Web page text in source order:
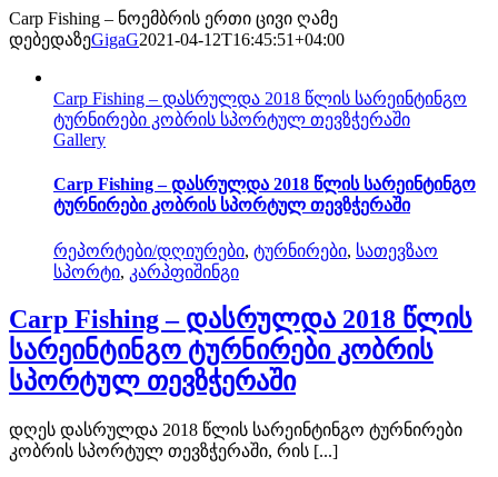
Carp Fishing – ნოემბრის ერთი ცივი ღამე
დებედაზეGigaG2021-04-12T16:45:51+04:00
Carp Fishing – დასრულდა 2018 წლის სარეინტინგო
ტურნირები კობრის სპორტულ თევზჭერაში
Gallery
Carp Fishing – დასრულდა 2018 წლის სარეინტინგო
ტურნირები კობრის სპორტულ თევზჭერაში
რეპორტები/დღიურები, ტურნირები, სათევზაო
სპორტი, კარპფიშინგი
Carp Fishing – დასრულდა 2018 წლის
სარეინტინგო ტურნირები კობრის
სპორტულ თევზჭერაში
დღეს დასრულდა 2018 წლის სარეინტინგო ტურნირები
კობრის სპორტულ თევზჭერაში, რის [...]